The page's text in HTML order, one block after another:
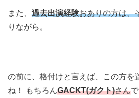
また、 過去出演経験おありの方は、
りながら。
の前に、格付けと言えば、この方を
ね！ もちろんGACKT(ガクト)さん